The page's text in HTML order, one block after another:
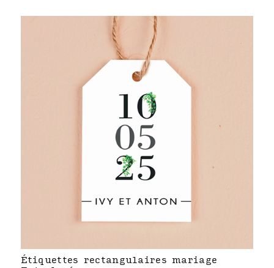
Étiquettes rectangulaires mariage